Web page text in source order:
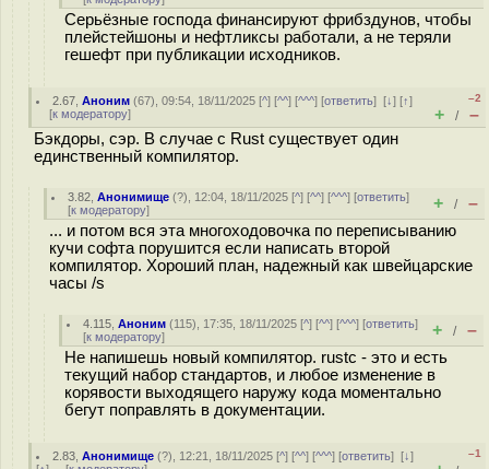
Серьёзные господа финансируют фрибздунов, чтобы
плейстейшоны и нефтликсы работали, а не теряли
гешефт при публикации исходников.
2.67 ,Аноним (67), 09:54, 18/11/2025 [^] [^^] [^^^] [ответить][↓] [↑]
[к модератору]
–2
+ / –
Бэкдоры, сэр. В случае с Rust существует один
единственный компилятор.
3.82 ,Анонимище (?), 12:04, 18/11/2025 [^] [^^] [^^^] [ответить]
[к модератору] + / –
... и потом вся эта многоходовочка по переписыванию
кучи софта порушится если написать второй
компилятор. Хороший план, надежный как швейцарские
часы /s
4.115 ,Аноним (115), 17:35, 18/11/2025 [^] [^^] [^^^] [ответить]
[к модератору] + / –
Не напишешь новый компилятор. rustc - это и есть
текущий набор стандартов, и любое изменение в
корявости выходящего наружу кода моментально
бегут поправлять в документации.
2.83 ,Анонимище (?), 12:21, 18/11/2025 [^] [^^] [^^^] [ответить][↓]
–1